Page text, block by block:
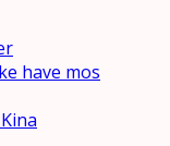
have mos